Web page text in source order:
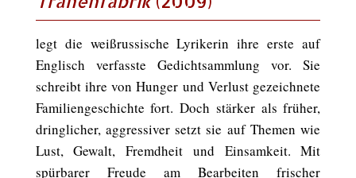
legt die weißrussische Lyrikerin ihre erste auf
Englisch verfasste Gedichtsammlung vor. Sie
schreibt ihre von Hunger und Verlust gezeichnete
Familiengeschichte fort. Doch stärker als früher,
dringlicher, aggressiver setzt sie auf Themen wie
Lust, Gewalt, Fremdheit und Einsamkeit. Mit
spürbarer Freude am Bearbeiten frischer